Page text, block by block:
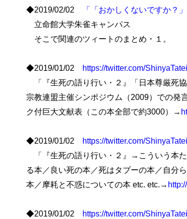
◆2019/02/02
「「おかしくないですか？」
立命館大学朱雀キャンパス
そこで関連のツィートのまとめ・１。
◆2019/01/02 https://twitter.com/
「『生死の語り行い・２』「日本尊厳死
宗教連盟主催シンポジウム（2009）での発
ク付巨大文献表（この本全部で約3000）→
◆2019/01/02 https://twitter.com/
「『生死の語り行い・２』→こういう本
る本／良い死の本／死はタブーの本／自分
本／摩耗と不惑についての本 etc. etc.→
◆2019/01/02 https://twitter.com/